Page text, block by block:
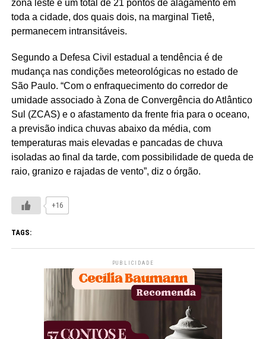
zona leste e um total de 21 pontos de alagamento em
toda a cidade, dos quais dois, na marginal Tietê,
permanecem intransitáveis.
Segundo a Defesa Civil estadual a tendência é de
mudança nas condições meteorológicas no estado de
São Paulo. “Com o enfraquecimento do corredor de
umidade associado à Zona de Convergência do Atlântico
Sul (ZCAS) e o afastamento da frente fria para o oceano,
a previsão indica chuvas abaixo da média, com
temperaturas mais elevadas e pancadas de chuva
isoladas ao final da tarde, com possibilidade de queda de
raio, granizo e rajadas de vento”, diz o órgão.
+16
TAGS:
PUBLICIDADE